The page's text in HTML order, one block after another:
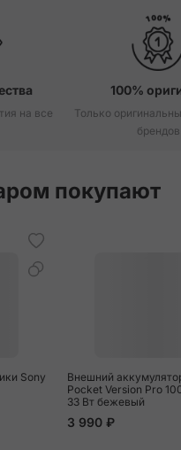
на все
100%
Только
брендов
покупают
Sony
Внешний
Pocket Version Pro
33 Вт бежевый
3 990 ₽